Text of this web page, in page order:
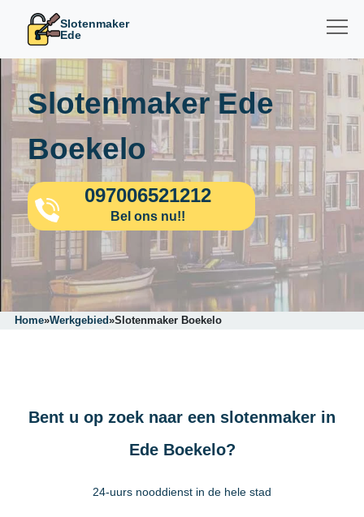
Slotenmaker
Ede
Slotenmaker Ede
Boekelo
097006521212
Bel ons nu!!
Home»Werkgebied»Slotenmaker Boekelo
Bent u op zoek naar een slotenmaker in
Ede Boekelo?
24-uurs nooddienst in de hele stad